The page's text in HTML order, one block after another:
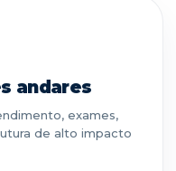
andares
exames,
de alto impacto